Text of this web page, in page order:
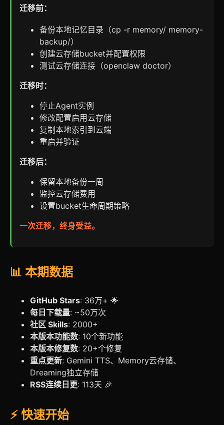
迁移前：
备份本地记忆目录（cp -r memory/ memory-
backup/）
创建云存储bucket并配置权限
测试云存储连接（openclaw doctor）
迁移时：
停止Agent实例
修改配置启用云存储
复制本地索引到云端
重启并验证
迁移后：
保留本地备份一周
监控云存储费用
设置bucket生命周期策略
一次迁移，终身受益。
📊 本期数据
GitHub Stars: 36万+ 🌟
每日下载量: ~50万次
社区 Skills: 2000+
本版本功能数: 10个新功能
本版本修复数: 20+个修复
重点更新: Gemini TTS、Memory云存储、
Dreaming独立存储
RSS连续日更: 113天 🎉
⚡ 快速开始